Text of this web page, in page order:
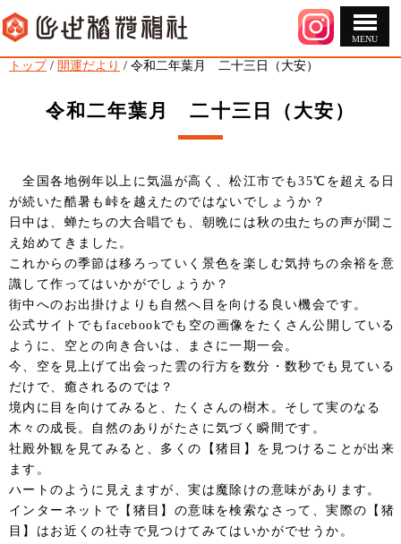
このページの本文へ
MENU
現
トップ / 開運だより / 令和二年葉月 二十三日（大安）
令和二年葉月 二十三日（大安）
全国各地例年以上に気温が高く、松江市でも35℃を超える日
が続いた酷暑も峠を越えたのではないでしょうか？
日中は、蝉たちの大合唱でも、朝晩には秋の虫たちの声が聞こ
え始めてきました。
これからの季節は移ろっていく景色を楽しむ気持ちの余裕を意
識して作ってはいかがでしょうか？
街中へのお出掛けよりも自然へ目を向ける良い機会です。
公式サイトでもfacebookでも空の画像をたくさん公開している
ように、空との向き合いは、まさに一期一会。
今、空を見上げて出会った雲の行方を数分・数秒でも見ている
だけで、癒されるのでは？
境内に目を向けてみると、たくさんの樹木。そして実のなる
木々の成長。自然のありがたさに気づく瞬間です。
社殿外観を見てみると、多くの【猪目】を見つけることが出来
ます。
ハートのように見えますが、実は魔除けの意味があります。
インターネットで【猪目】の意味を検索なさって、実際の【猪
目】はお近くの社寺で見つけてみてはいかがでせうか。